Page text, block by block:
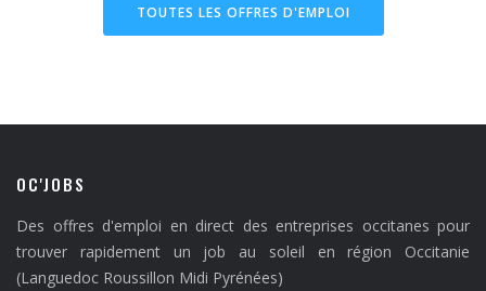
TOUTES LES OFFRES D'EMPLOI
OC'JOBS
Des offres d'emploi en direct des entreprises occitanes pour
trouver rapidement un job au soleil en région Occitanie
(Languedoc Roussillon Midi Pyrénées)